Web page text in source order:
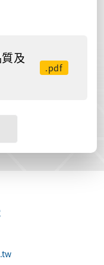
及
.pdf